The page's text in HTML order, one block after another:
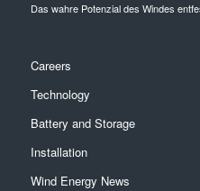
Das wahre Potenzial des Windes
Careers
Technology
Battery and Storage
Installation
Wind Energy News